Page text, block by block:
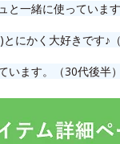
一緒に使っています
にかく大好きです♪（
います。（30代後半）